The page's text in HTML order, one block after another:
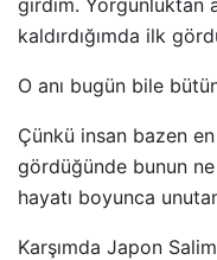
kaldırdığımda ilk
O anı bugün bile
Çünkü insan bazen en
gördüğünde bunun
hayatı boyunca
Karşımda Japon